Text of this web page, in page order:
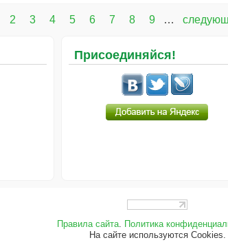
2 3 4 5 6 7 8 9 …
Присоединяйся!
Правила сайта. Политика
На сайте используются Cookies.